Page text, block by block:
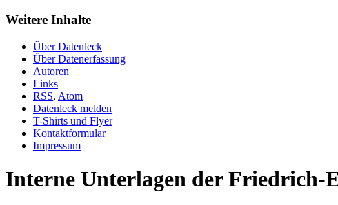
Weitere Inhalte
Über Datenleck
Über Datenerfassung
Autoren
Links
RSS, Atom
Datenleck melden
T-Shirts und Flyer
Kontaktformular
Impressum
Interne Unterlagen der Friedrich-